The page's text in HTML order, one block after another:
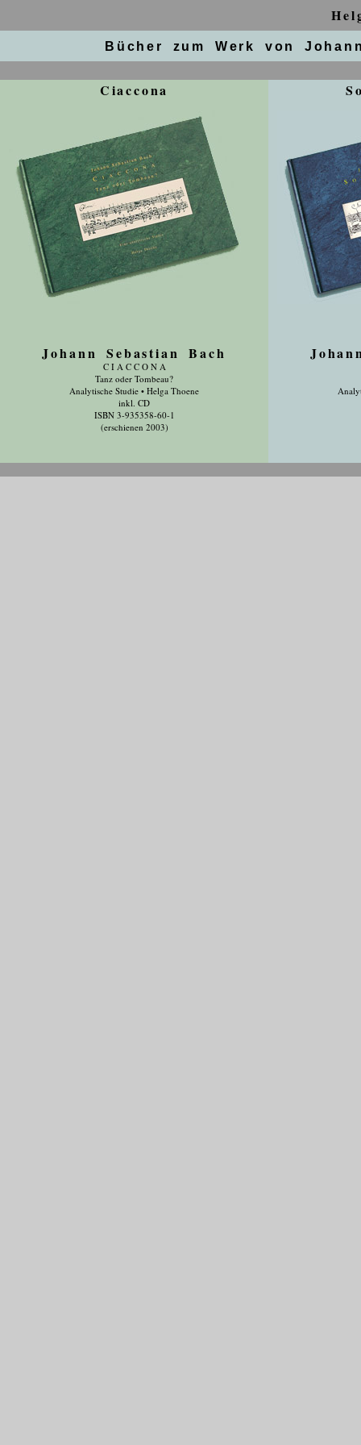
Bücher zum Werk von
Ciaccona
Johann Sebastian Bach
C I A C C O N A
Tanz oder Tombeau?
Analytische Studie • Helga Thoene
inkl. CD
ISBN 3-935358-60-1
(erschienen 2003)